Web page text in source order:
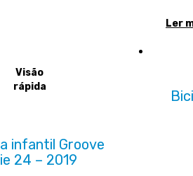
Visão
rápida
infantil Groove
24 – 2019
Ler